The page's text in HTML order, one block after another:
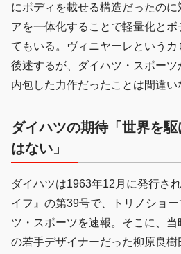
にボディを載せる構造だったの
アを一体化することで軽量化と
てもいる。ヴィニヤーレという
後述するが、ダイハツ・スポー
内包した力作だったことは間違い
ダイハツの期待「世界を駆
はない」
ダイハツは1963年12月に発行さ
イフ』の第39号で、トリノショ
ツ・スポーツを速報。そこに、
の若手デザイナーだった柳原良樹